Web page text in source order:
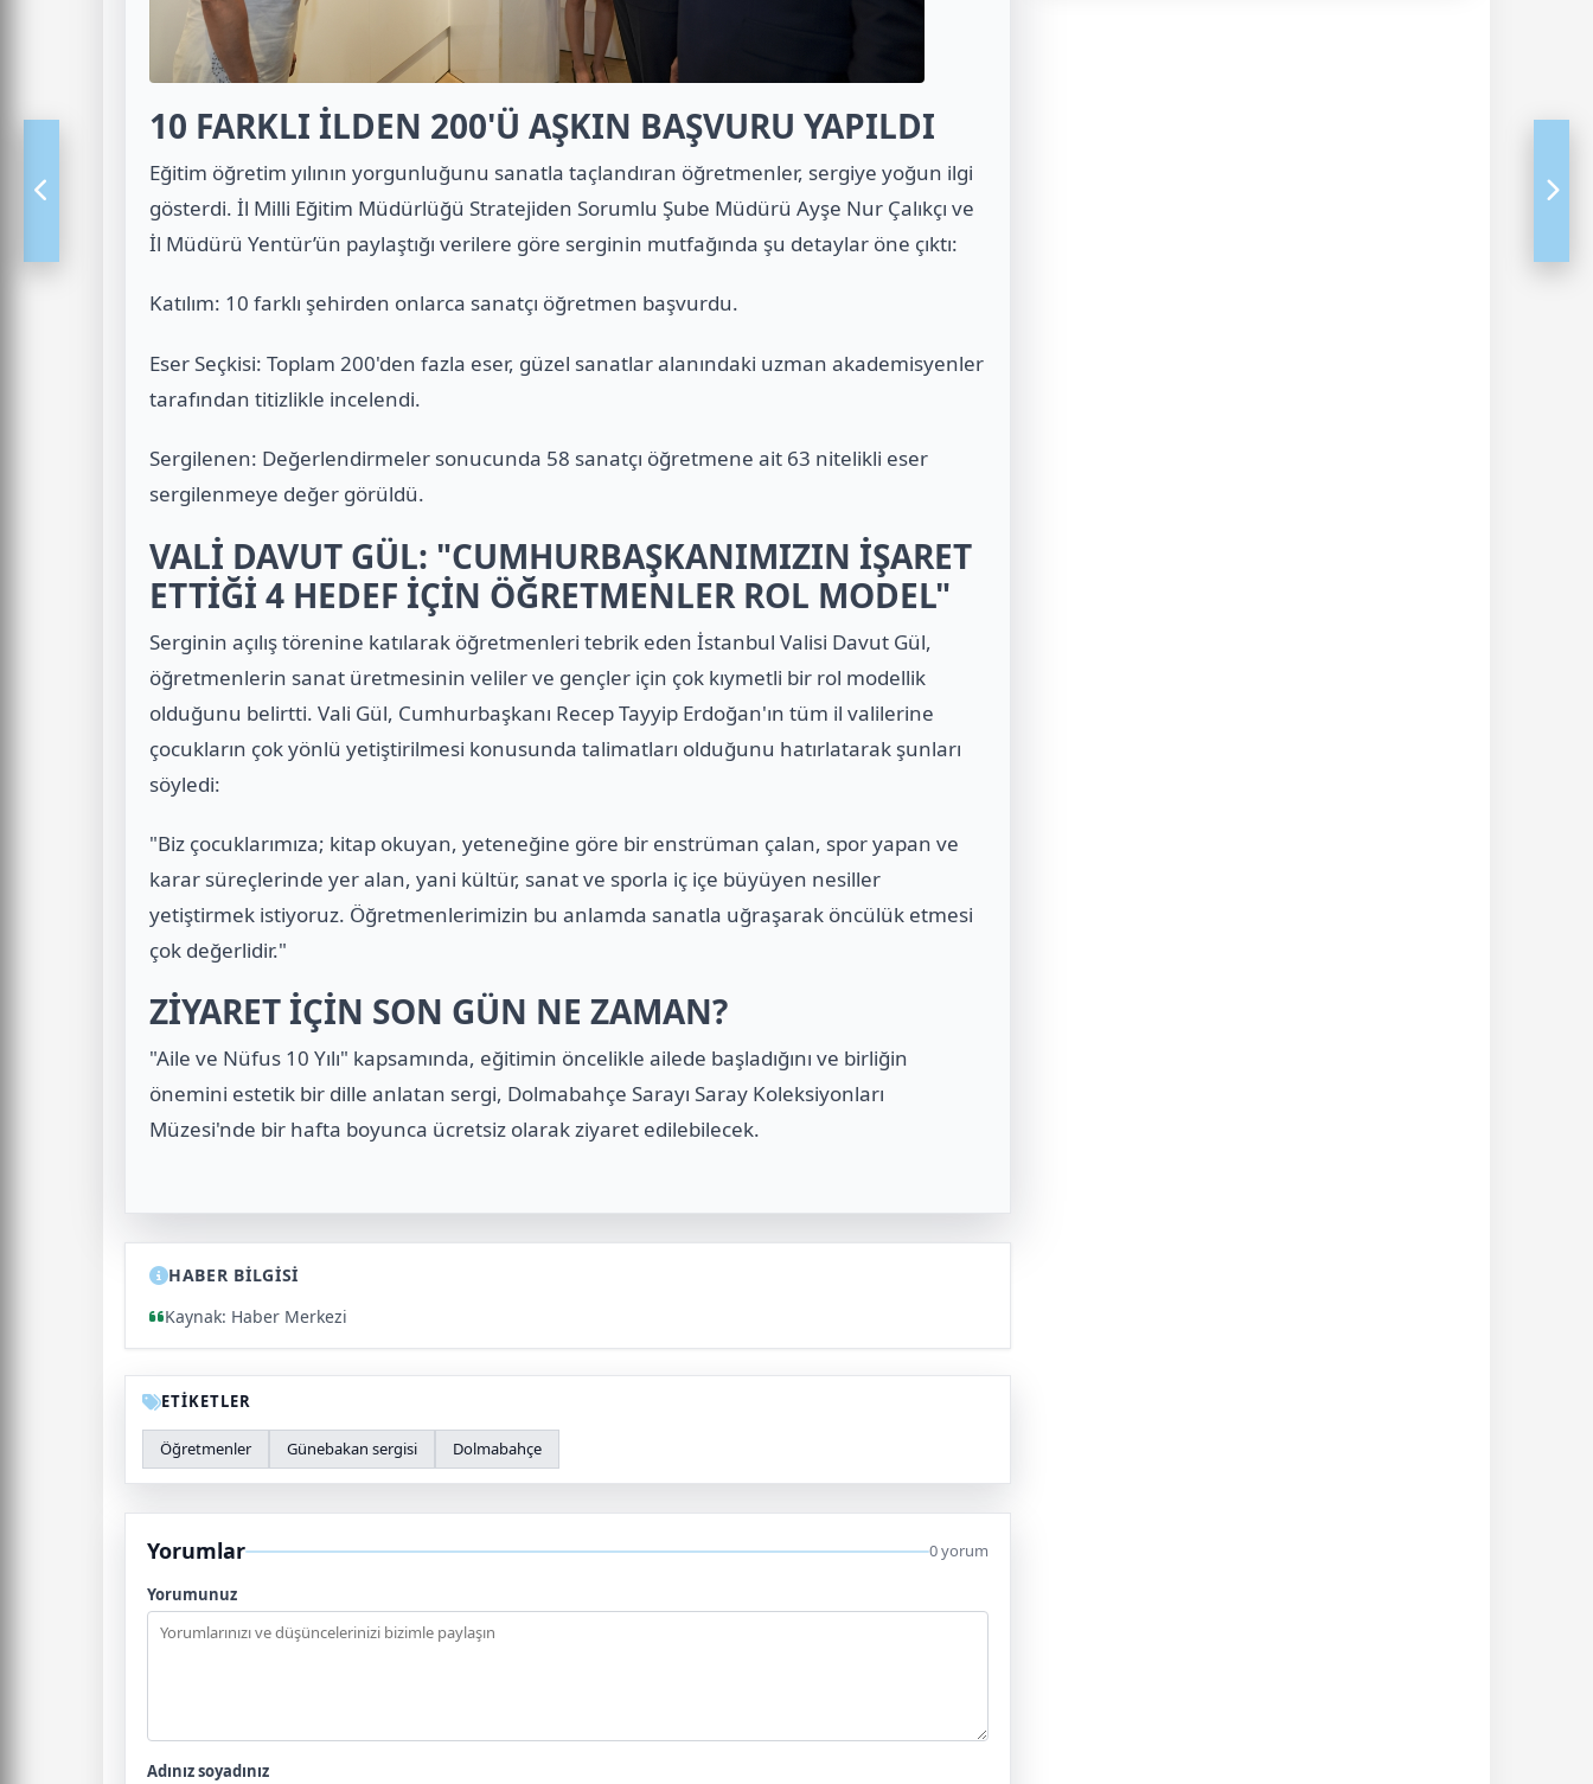
10 FARKLI İLDEN 200'Ü AŞKIN BAŞVURU YAPILDI
Eğitim öğretim yılının yorgunluğunu sanatla taçlandıran öğretmenler, sergiye yoğun ilgi
gösterdi. İl Milli Eğitim Müdürlüğü Stratejiden Sorumlu Şube Müdürü Ayşe Nur Çalıkçı ve
İl Müdürü Yentür’ün paylaştığı verilere göre serginin mutfağında şu detaylar öne çıktı:
Katılım: 10 farklı şehirden onlarca sanatçı öğretmen başvurdu.
Eser Seçkisi: Toplam 200'den fazla eser, güzel sanatlar alanındaki uzman akademisyenler
tarafından titizlikle incelendi.
Sergilenen: Değerlendirmeler sonucunda 58 sanatçı öğretmene ait 63 nitelikli eser
sergilenmeye değer görüldü.
VALİ DAVUT GÜL: "CUMHURBAŞKANIMIZIN İŞARET
ETTİĞİ 4 HEDEF İÇİN ÖĞRETMENLER ROL MODEL"
Serginin açılış törenine katılarak öğretmenleri tebrik eden İstanbul Valisi Davut Gül,
öğretmenlerin sanat üretmesinin veliler ve gençler için çok kıymetli bir rol modellik
olduğunu belirtti. Vali Gül, Cumhurbaşkanı Recep Tayyip Erdoğan'ın tüm il valilerine
çocukların çok yönlü yetiştirilmesi konusunda talimatları olduğunu hatırlatarak şunları
söyledi:
"Biz çocuklarımıza; kitap okuyan, yeteneğine göre bir enstrüman çalan, spor yapan ve
karar süreçlerinde yer alan, yani kültür, sanat ve sporla iç içe büyüyen nesiller
yetiştirmek istiyoruz. Öğretmenlerimizin bu anlamda sanatla uğraşarak öncülük etmesi
çok değerlidir."
ZİYARET İÇİN SON GÜN NE ZAMAN?
"Aile ve Nüfus 10 Yılı" kapsamında, eğitimin öncelikle ailede başladığını ve birliğin
önemini estetik bir dille anlatan sergi, Dolmabahçe Sarayı Saray Koleksiyonları
Müzesi'nde bir hafta boyunca ücretsiz olarak ziyaret edilebilecek.
HABER BİLGİSİ
Kaynak: Haber Merkezi
ETİKETLER
Öğretmenler Günebakan sergisi Dolmabahçe
Yorumlar 0 yorum
Yorumunuz
Adınız soyadınız